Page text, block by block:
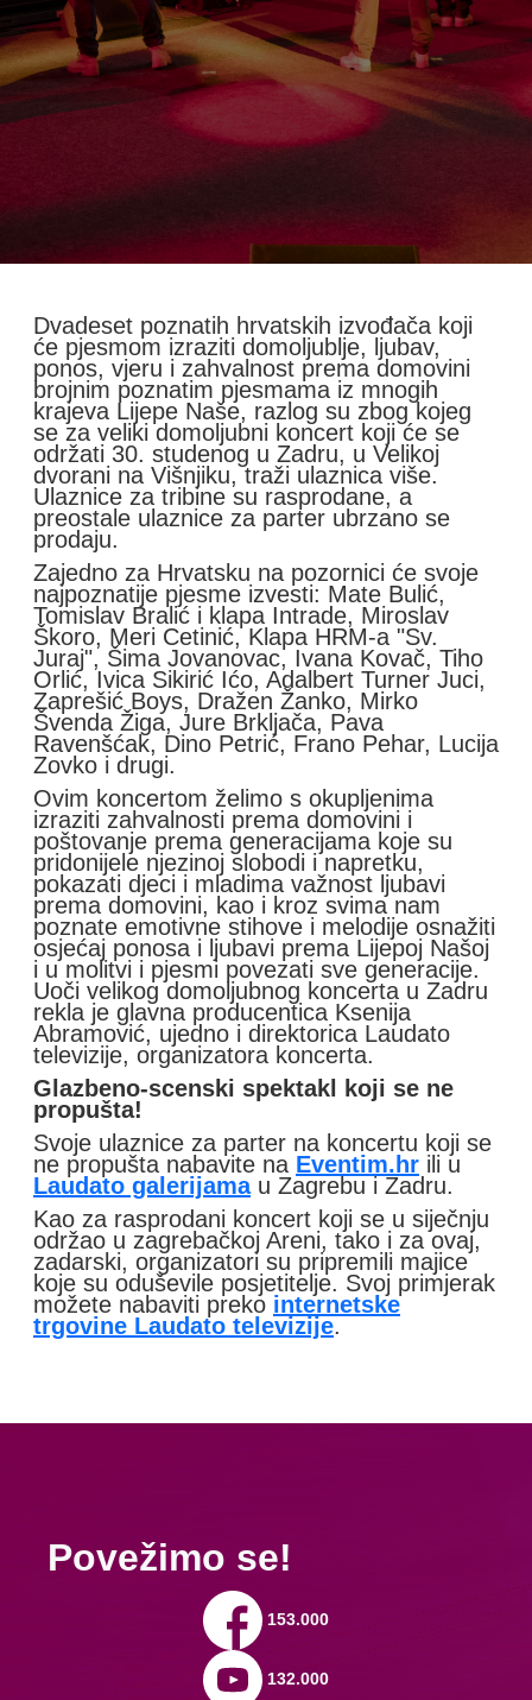
Dvadeset poznatih hrvatskih izvođača koji
će pjesmom izraziti domoljublje, ljubav,
ponos, vjeru i zahvalnost prema domovini
brojnim poznatim pjesmama iz mnogih
krajeva Lijepe Naše, razlog su zbog kojeg
se za veliki domoljubni koncert koji će se
održati 30. studenog u Zadru, u Velikoj
dvorani na Višnjiku, traži ulaznica više.
Ulaznice za tribine su rasprodane, a
preostale ulaznice za parter ubrzano se
prodaju.
Zajedno za Hrvatsku na pozornici će svoje
najpoznatije pjesme izvesti: Mate Bulić,
Tomislav Bralić i klapa Intrade, Miroslav
Škoro, Meri Cetinić, Klapa HRM-a "Sv.
Juraj", Šima Jovanovac, Ivana Kovač, Tiho
Orlić, Ivica Sikirić Ićo, Adalbert Turner Juci,
Zaprešić Boys, Dražen Žanko, Mirko
Švenda Žiga, Jure Brkljača, Pava
Ravenšćak, Dino Petrić, Frano Pehar, Lucija
Zovko i drugi.
Ovim koncertom želimo s okupljenima
izraziti zahvalnosti prema domovini i
poštovanje prema generacijama koje su
pridonijele njezinoj slobodi i napretku,
pokazati djeci i mladima važnost ljubavi
prema domovini, kao i kroz svima nam
poznate emotivne stihove i melodije osnažiti
osjećaj ponosa i ljubavi prema Lijepoj Našoj
i u molitvi i pjesmi povezati sve generacije.
Uoči velikog domoljubnog koncerta u Zadru
rekla je glavna producentica Ksenija
Abramović, ujedno i direktorica Laudato
televizije, organizatora koncerta.
Glazbeno-scenski spektakl koji se ne
propušta!
Svoje ulaznice za parter na koncertu koji se
ne propušta nabavite na Eventim.hr ili u
Laudato galerijamau Zagrebu i Zadru.
Kao za rasprodani koncert koji se u siječnju
održao u zagrebačkoj Areni, tako i za ovaj,
zadarski, organizatori su pripremili majice
koje su oduševile posjetitelje. Svoj primjerak
možete nabaviti preko internetske
trgovine Laudato televizije.
Povežimo se!
153.000
132.000